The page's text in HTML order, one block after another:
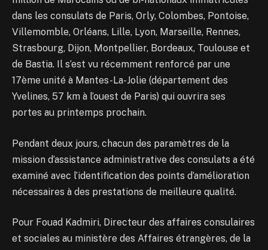
dans les consulats de Paris, Orly, Colombes, Pontoise,
Villemomble, Orléans, Lille, Lyon, Marseille, Rennes,
Strasbourg, Dijon, Montpellier, Bordeaux, Toulouse et
de Bastia. Il s’est vu récemment renforcé par une
17ème unité à Mantes-La-Jolie (département des
Yvelines, 57 km à l’ouest de Paris) qui ouvrira ses
portes au printemps prochain.
Pendant deux jours, chacun des paramètres de la
mission d’assistance administrative des consulats a été
examiné avec l’identification des points d’amélioration
nécessaires à des prestations de meilleure qualité.
Pour Fouad Kadmiri, Directeur des affaires consulaires
et sociales au ministère des Affaires étrangères, de la